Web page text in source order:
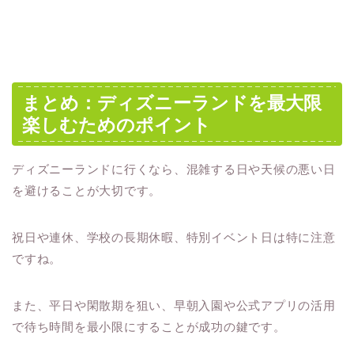
まとめ：ディズニーランドを最大限
楽しむためのポイント
ディズニーランドに行くなら、混雑する日や天候の悪い日
を避けることが大切です。
祝日や連休、学校の長期休暇、特別イベント日は特に注意
ですね。
また、平日や閑散期を狙い、早朝入園や公式アプリの活用
で待ち時間を最小限にすることが成功の鍵です。